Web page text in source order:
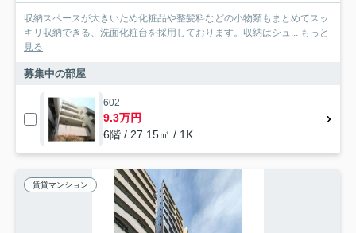
収納スペースが大きいため化粧品や整髪料などの小物類もまとめてスッ
キリ収納できる、洗面化粧台を採用しております。収納はシュ... もっと
見る
募集中の部屋
602
9.3万円
6階 / 27.15㎡ / 1K
賃貸マンション